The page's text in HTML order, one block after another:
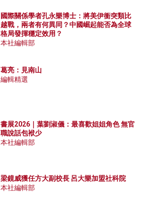
國際關係學者孔永樂博士：將美伊衝突類比
越戰，兩者有何異同？中國崛起能否為全球
格局發揮穩定效用？
本社編輯部
葛亮：見南山
編輯精選
書展2026｜葉劉淑儀：最喜歡姐姐角色 無官
職說話包袱少
本社編輯部
梁鏡威獲任方大副校長 呂大樂加盟社科院
本社編輯部